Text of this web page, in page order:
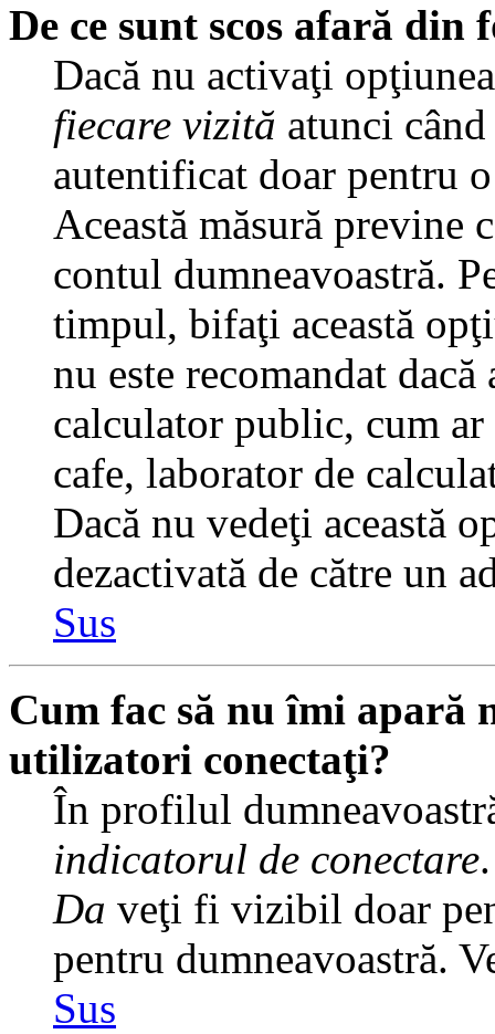
De ce sunt scos afară din
Dacă nu activaţi
fiecare vizită atunci
autentificat doar pentru
Această măsură previne
contul dumneavoastră.
timpul, bifaţi această
nu este recomandat
calculator public, cum
cafe, laborator de
Dacă nu vedeţi această
dezactivată de către un
Sus
Cum fac să nu îmi apară
utilizatori conectaţi?
În profilul
indicatorul de conectare
Da veţi fi vizibil doar
pentru dumneavoastră.
Sus